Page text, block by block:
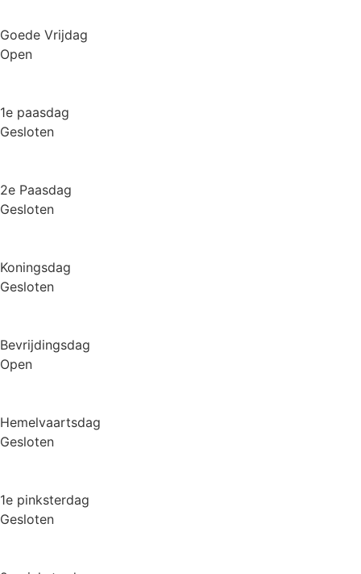
Goede Vrijdag
Open
1e paasdag
Gesloten
2e Paasdag
Gesloten
Koningsdag
Gesloten
Bevrijdingsdag
Open
Hemelvaartsdag
Gesloten
1e pinksterdag
Gesloten